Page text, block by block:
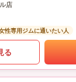
店
性専用ジムに通いたい人
る